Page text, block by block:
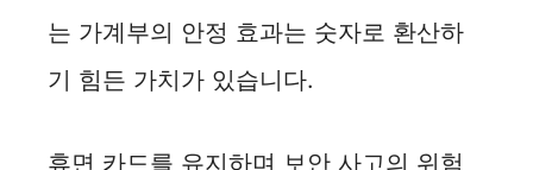
는 가계부의 안정 효과는 숫자로 환산하
기 힘든 가치가 있습니다.
휴면 카드를 유지하며 보안 사고의 위험